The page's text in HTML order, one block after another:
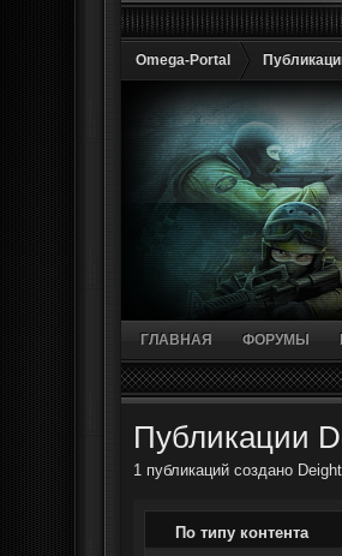
Omega-Portal
ГЛАВНАЯ ФОРУМЫ
Публикации
1 публикаций создано
По типу контента